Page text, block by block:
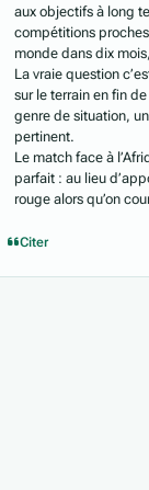
aux objectifs à long
compétitions
monde dans dix
La vraie question
sur le terrain en fin
genre de situation,
pertinent.
Le match face à
parfait : au lieu
rouge alors qu’on
Citer